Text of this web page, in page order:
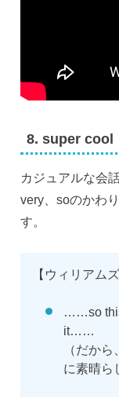
8. super cool
カジュアルな会
very、soのかわ
す。
【ウィリアム
……so
it……
（だか
に素晴ら